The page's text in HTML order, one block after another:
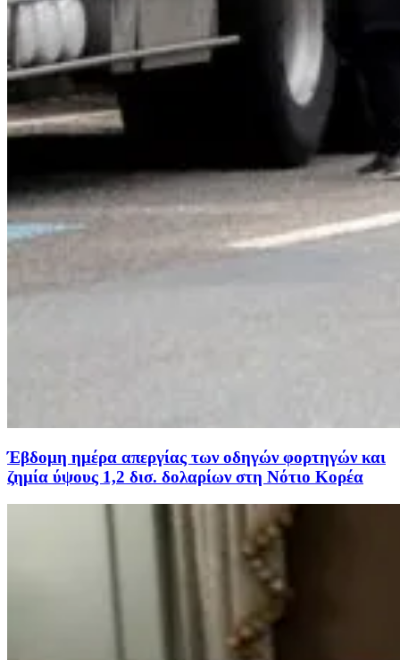
Έβδομη ημέρα απεργίας των οδηγών φορτηγών και
ζημία ύψους 1,2 δισ. δολαρίων στη Νότιο Κορέα